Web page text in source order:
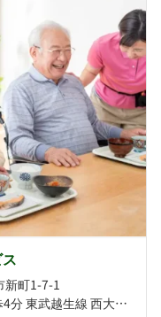
町1-7-1
東武越生線 一本松駅より徒歩4分 東武越生線 西大家駅より徒歩21分